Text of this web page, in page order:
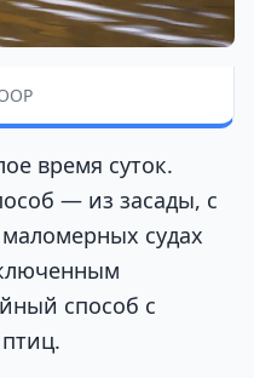
время суток.
— из засады, с
судах
способ с